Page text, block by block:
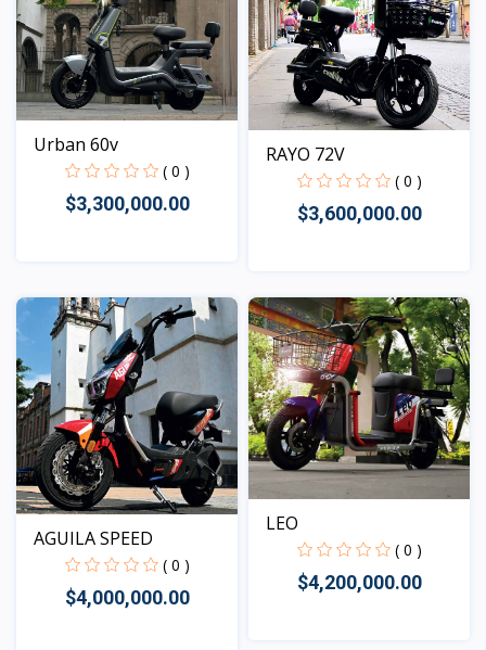
Urban 60v
( 0 )
$3,300,000.00
RAYO 72V
( 0 )
$3,600,000.00
Vista
AGUILA SPEED
( 0 )
$4,000,000.00
LEO
( 0 )
$4,200,000.00